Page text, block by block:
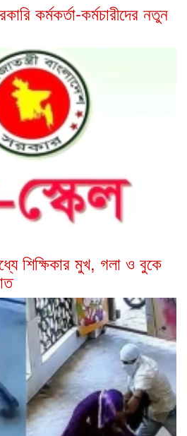
কর্মকর্তা-কর্মচারীদের নতুন
শিক্ষিকার মুখ, গলা ও বুকে